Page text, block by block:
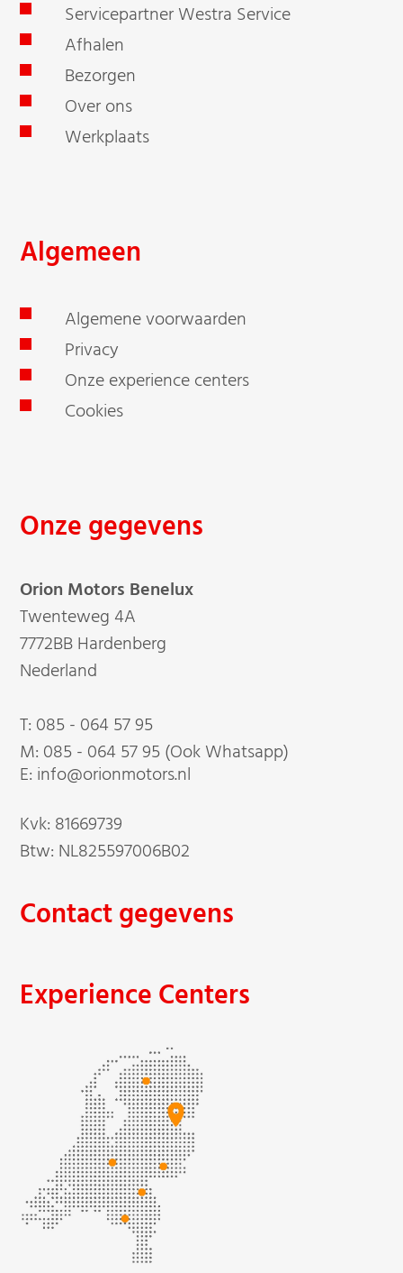
Servicepartner Westra Service
Afhalen
Bezorgen
Over ons
Werkplaats
Algemeen
Algemene voorwaarden
Privacy
Onze experience centers
Cookies
Onze gegevens
Orion Motors Benelux
Twenteweg 4A
7772BB Hardenberg
Nederland
T: 085 - 064 57 95
M: 085 - 064 57 95 (Ook Whatsapp)
E: info@orionmotors.nl
Kvk: 81669739
Btw: NL825597006B02
Contact gegevens
Experience Centers